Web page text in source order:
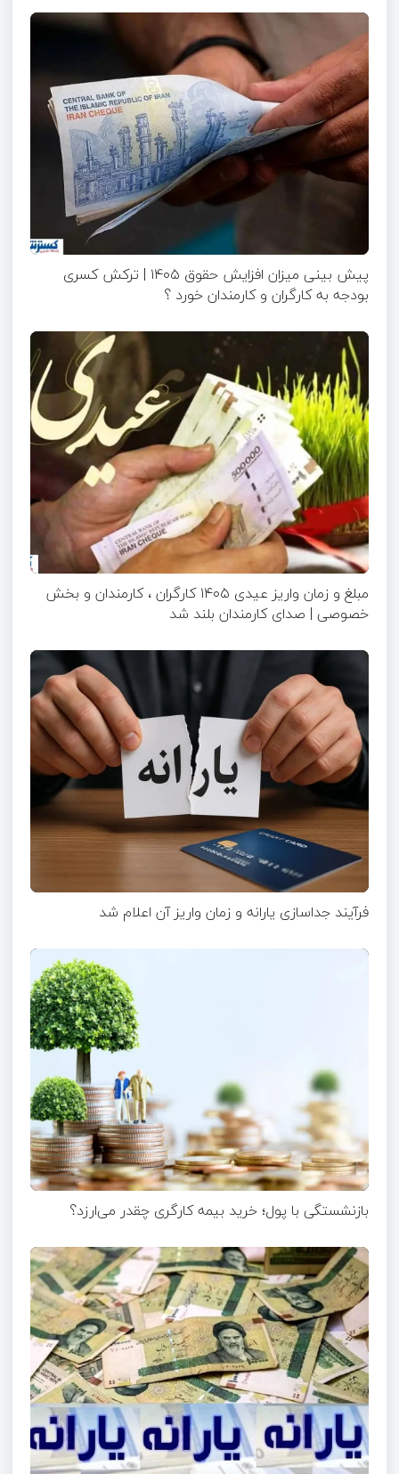
پیش بینی میزان افزایش حقوق ۱۴۰۵ | ترکش کسری
بودجه به کارگران و کارمندان خورد ؟
مبلغ و زمان واریز عیدی ۱۴۰۵ کارگران ، کارمندان و بخش
خصوصی | صدای کارمندان بلند شد
فرآیند جداسازی یارانه و زمان واریز آن اعلام شد
بازنشستگی با پول؛ خرید بیمه کارگری چقدر می‌ارزد؟